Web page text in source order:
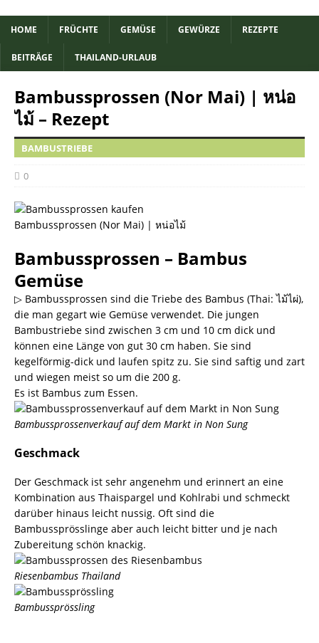
HOME FRÜCHTE GEMÜSE GEWÜRZE REZEPTE
BEITRÄGE THAILAND-URLAUB
Bambussprossen (Nor Mai) | หน่อ
ไม้ – Rezept
BAMBUSTRIEBE
0
Bambussprossen (Nor Mai) | หน่อไม้
Bambussprossen – Bambus
Gemüse
▷ Bambussprossen sind die Triebe des Bambus (Thai: ไม้ไผ่),
die man gegart wie Gemüse verwendet. Die jungen
Bambustriebe sind zwischen 3 cm und 10 cm dick und
können eine Länge von gut 30 cm haben. Sie sind
kegelförmig-dick und laufen spitz zu. Sie sind saftig und zart
und wiegen meist so um die 200 g.
Es ist Bambus zum Essen.
Bambussprossenverkauf auf dem Markt in Non Sung
Geschmack
Der Geschmack ist sehr angenehm und erinnert an eine
Kombination aus Thaispargel und Kohlrabi und schmeckt
darüber hinaus leicht nussig. Oft sind die
Bambussprösslinge aber auch leicht bitter und je nach
Zubereitung schön knackig.
Riesenbambus Thailand
Bambussprössling